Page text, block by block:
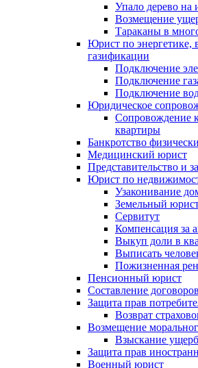
Упало дерево на
Возмещение
Тараканы в
Юрист по энергетике,
газификации
Подключение
Подключение
Подключение
Юридическое
Сопровождение
квартиры
Банкротство
Медицинский юрист
Представительство и
Юрист по
Узаконивание
Земельный
Сервитут
Компенсация за
Выкуп доли в
Выписать
Пожизненная
Пенсионный юрист
Составление договоров
Защита прав
Возврат
Возмещение
Взыскание
Защита прав
Военный юрист